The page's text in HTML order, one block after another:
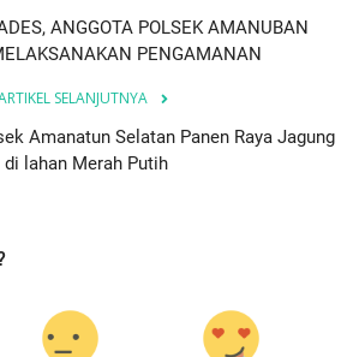
ANGGOTA POLSEK AMANUBAN
PENGAMANAN
SELANJUTNYA
Amanatun Selatan Panen Raya Jagung
di lahan Merah Putih